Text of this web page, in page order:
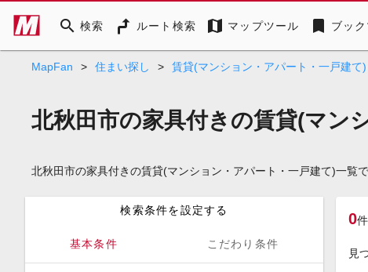
search 検索 ルート検索 map マップツール bookmark ブッ
MapFan > 住まい探し > 賃貸(マンション・アパート・一戸建て)
北秋田市の家具付きの賃貸(マン
北秋田市の家具付きの賃貸(マンション・アパート・一戸建て)一覧
検索条件を設定する
基本条件 こだわり条件
0件
見